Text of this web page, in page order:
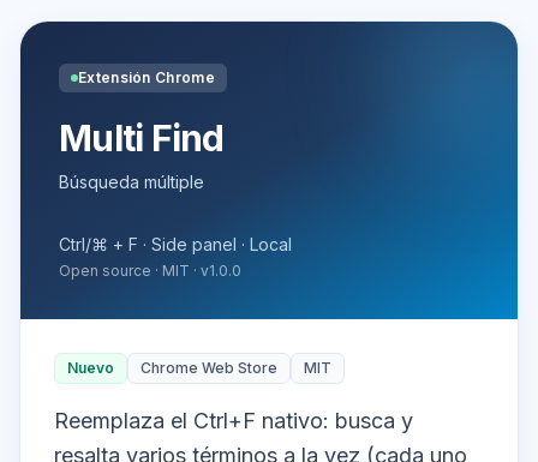
Extensión Chrome
Multi Find
Búsqueda múltiple
Ctrl/⌘ + F · Side panel · Local
Open source · MIT · v1.0.0
Nuevo Chrome Web Store MIT
Reemplaza el Ctrl+F nativo: busca y
resalta varios términos a la vez (cada uno